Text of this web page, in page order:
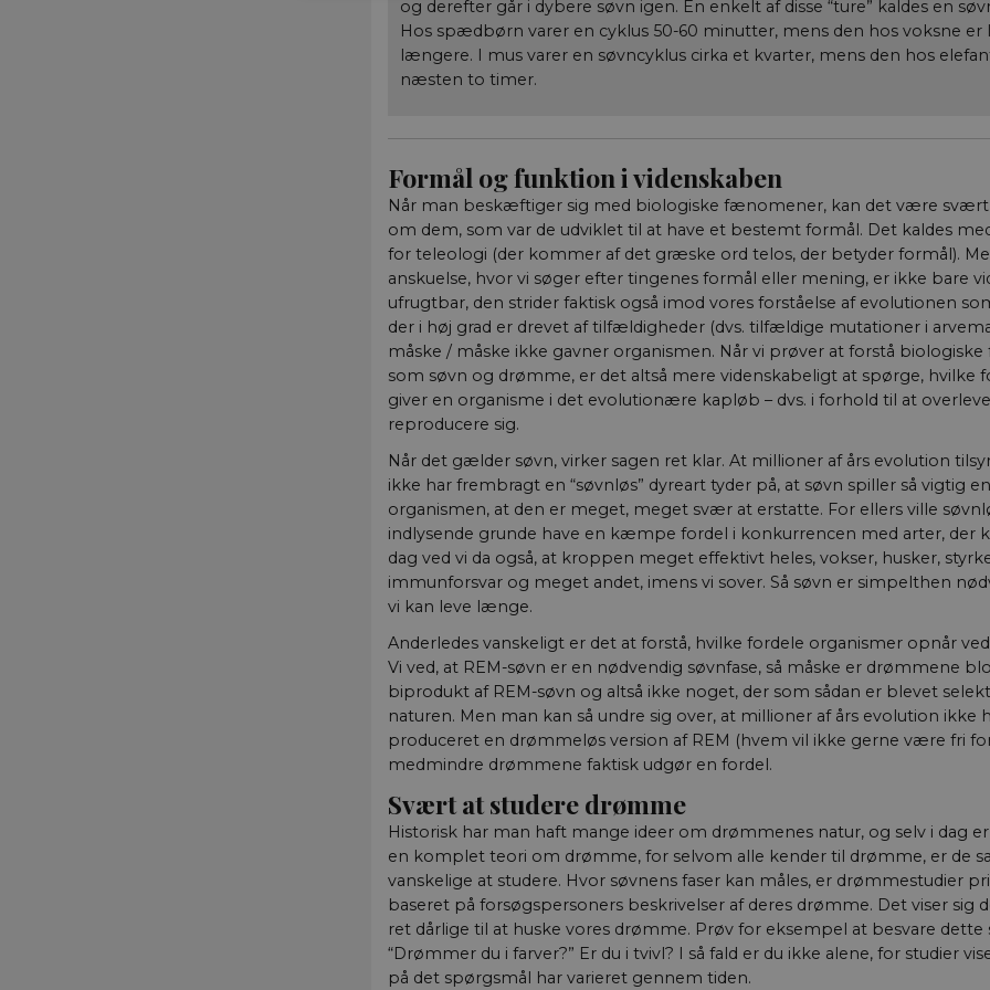
og derefter går i dybere søvn igen. En enkelt af disse “ture” kaldes en
Hos spædbørn varer en cyklus 50-60 minutter, mens den hos voksne er
længere. I mus varer en søvncyklus cirka et kvarter, mens den hos
næsten to timer.
Formål og funktion i videnskaben
Når man beskæftiger sig med biologiske fænomener, kan det være svært
om dem, som var de udviklet til at have et bestemt formål. Det kaldes
for teleologi (der kommer af det græske ord telos, der betyder formål).
anskuelse, hvor vi søger efter tingenes formål eller mening, er ikke bare
ufrugtbar, den strider faktisk også imod vores forståelse af evolutionen
der i høj grad er drevet af tilfældigheder (dvs. tilfældige mutationer i
måske / måske ikke gavner organismen. Når vi prøver at forstå
som søvn og drømme, er det altså mere videnskabeligt at spørge, hvilke
giver en organisme i det evolutionære kapløb – dvs. i forhold til at
reproducere sig.
Når det gælder søvn, virker sagen ret klar. At millioner af års evolution
ikke har frembragt en “søvnløs” dyreart tyder på, at søvn spiller så vigtig
organismen, at den er meget, meget svær at erstatte. For ellers ville
indlysende grunde have en kæmpe fordel i konkurrencen med arter, der
dag ved vi da også, at kroppen meget effektivt heles, vokser, husker,
immunforsvar og meget andet, imens vi sover. Så søvn er simpelthen
vi kan leve længe.
Anderledes vanskeligt er det at forstå, hvilke fordele organismer opnår
Vi ved, at REM-søvn er en nødvendig søvnfase, så måske er drømmene
biprodukt af REM-søvn og altså ikke noget, der som sådan er blevet
naturen. Men man kan så undre sig over, at millioner af års evolution ikke
produceret en drømmeløs version af REM (hvem vil ikke gerne være fri
medmindre drømmene faktisk udgør en fordel.
Svært at studere drømme
Historisk har man haft mange ideer om drømmenes natur, og selv i dag
en komplet teori om drømme, for selvom alle kender til drømme, er de
vanskelige at studere. Hvor søvnens faser kan måles, er drømmestudier
baseret på forsøgspersoners beskrivelser af deres drømme. Det viser sig
ret dårlige til at huske vores drømme. Prøv for eksempel at besvare dette
“Drømmer du i farver?” Er du i tvivl? I så fald er du ikke alene, for studier
på det spørgsmål har varieret gennem tiden.
Nødvendige Statistiske Marketing Uklassificerede
Nødvendige cookies hjælper med at gøre hjemmesiden brugbar ved at aktivere nogle grundlæggende
aktuelnaturvidenskab.dk
huske præferencer om samtykke til
nødvendigt, at Cookie-Script.com
korrekt.
fe_typo_user
Typo3 Association
aktuelnaturvidenskab.dk
Session
Dette cookienavn er knyttet til Typo3-
webindholdsstyringssystemet. Det bruges
brugersessionsidentifikator for at gøre
brugerindstillinger, men i mange tilfælde
nødvendigt, da det som standard kan
webstedsadministratorer. I de fleste
til at blive ødelagt i slutningen af en
indeholder en tilfældig identifikator
specifik brugerdata.
__cf_bm
Cloudflare Inc.
29
sekunder
Denne cookie bruges til at skelne mellem
Navn / Domæne Udløb
Beskrivelse
nmstat
Siteimprove A/S
.aktuelnaturvidenskab.dk
1 år 1
Denne cookie indstilles af SiteImprove. Det registrerer
Navn Udløb
__Secure-YNID
.youtube.com
5
måneder
4 uger
Dette er en sikkerhedsorienteret cookie, der sættes af
beskytter loginprocesser og sikrer sikker brugeradgang.
YSC
Google LLC
.youtube.com
videoer.
__Secure-
ROLLOUT_TOKEN
.youtube.com
5
måneder
4 uger
YouTube bruger denne cookie til at lancere nye
tilhørende effekt, når andre eksisterende cookies og
kan bruges til samme formål.
.youtube.com
måneder
4 uger
Denne cookie indstilles af Youtube for at holde styr
for Youtube-videoer, der er indlejret i websteder; den
om webstedsbesøgende bruger den nye eller gamle
grænsefladen.
Navn Udløb
__Secure-typo3nonce_Qo2uwGSpljjSaKhtzvJuIA
aktuelnaturvidenskab.dk
__Secure-typo3nonce_eIBI8r5WxlSyZCHbm3ymLQ
aktuelnaturvidenskab.dk
__Secure-typo3nonce_neMQg8rH1wTkMuCTvDLVtg
__Secure-typo3nonce_M4XdBoB8fUI9A4vpzrXShg
aktuelnaturvidenskab.dk